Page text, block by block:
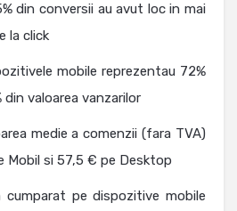
din conversii au avut loc in mai
la click
mobile reprezentau 72%
valoarea vanzarilor
medie a comenzii (fara TVA)
Mobil si 57,5 € pe Desktop
cumparat pe dispozitive mobile